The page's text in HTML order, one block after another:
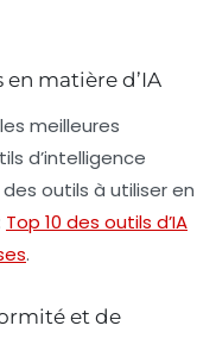
en matière d’IA
meilleures
d’intelligence
outils à utiliser en
Top 10 des outils d’IA
.
et de